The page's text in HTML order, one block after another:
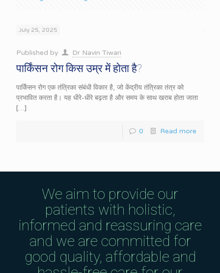
July 25, 2025
Published by Dr Navin Tiwari
पार्किंसन रोग किस उम्र में होता है?
पार्किंसन रोग एक तंत्रिका संबंधी विकार है, जो केंद्रीय तंत्रिका तंत्र को
प्रभावित करता है। यह धीरे-धीरे बढ़ता है और समय के साथ खराब होता जाता
[…]
0 Read more
We aim to provide our
patients with holistic,
informed and reassuring care
and we are committed for
good quality, affordable and